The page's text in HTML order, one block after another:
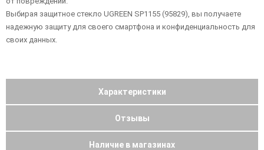
Выбирая защитное стекло UGREEN SP1155 (95829), вы получаете
надежную защиту для своего смартфона и конфиденциальность для
своих данных.
Характеристики
Отзывы
Наличие в магазинах